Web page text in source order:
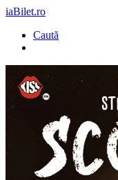
iaBilet.ro
Caută